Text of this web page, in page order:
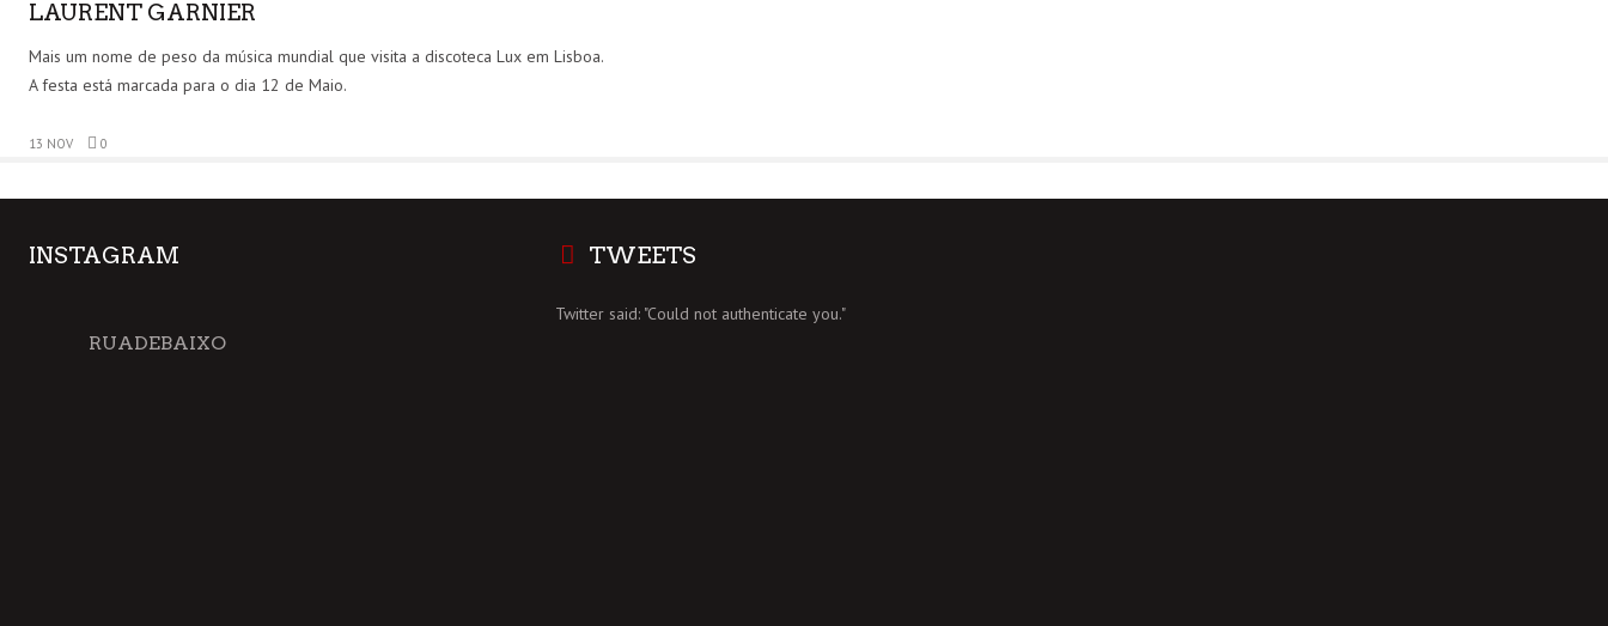
LAURENT GARNIER
Mais um nome de peso da música mundial que visita a discoteca Lux em Lisboa.
A festa está marcada para o dia 12 de Maio.
13 NOV 0
INSTAGRAM
RUADEBAIXO
TWEETS
Twitter said: "Could not authenticate you."